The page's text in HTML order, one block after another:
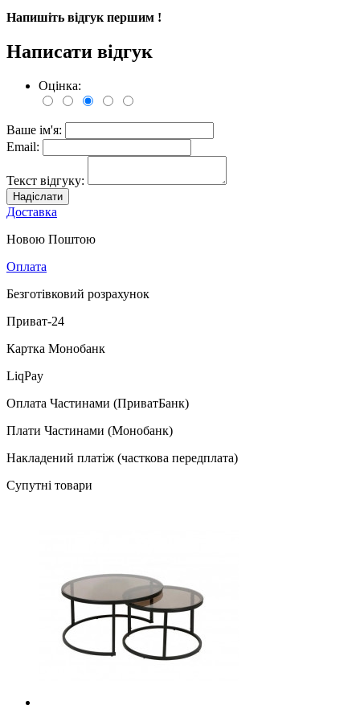
Напишіть відгук першим !
Написати відгук
Оцінка:
Ваше ім'я:
Email:
Текст відгуку:
Надіслати
Доставка
Новою Поштою
Оплата
Безготівковий розрахунок
Приват-24
Картка Монобанк
LiqPay
Оплата Частинами (ПриватБанк)
Плати Частинами (Монобанк)
Накладений платіж (часткова передплата)
Супутні товари